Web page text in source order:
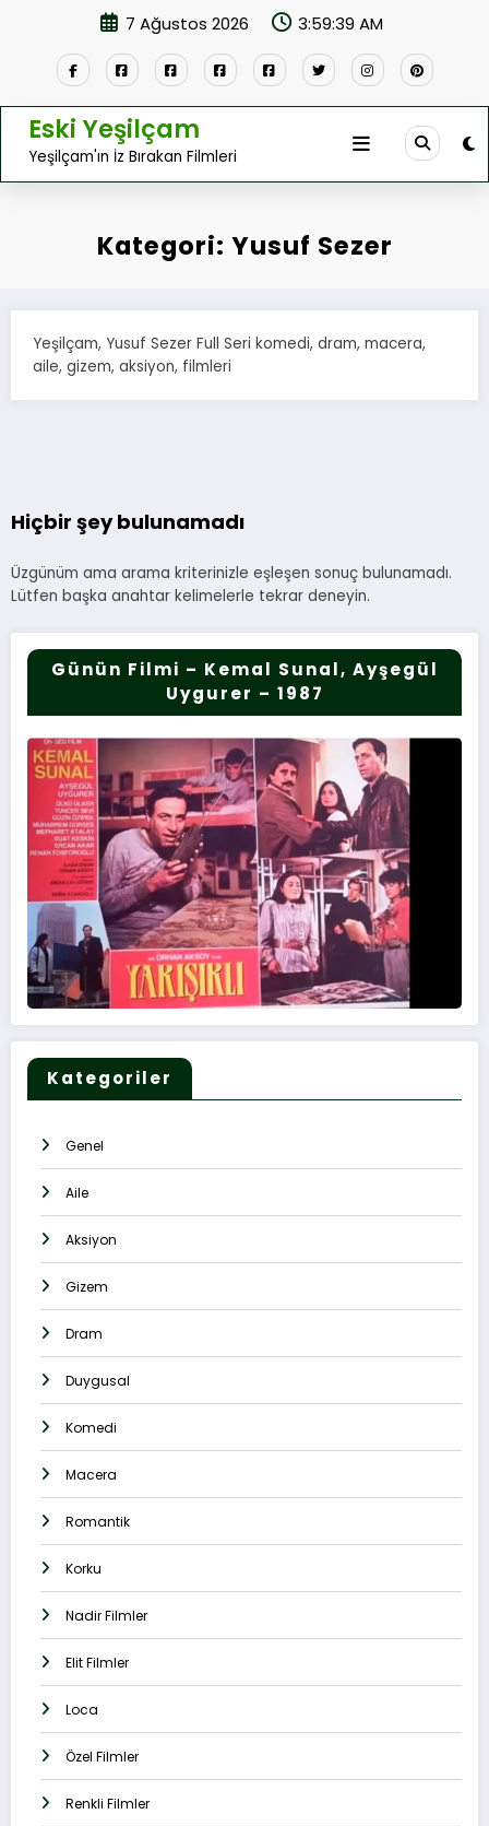
7 Ağustos 2026 3:59:39 AM
Eski Yeşilçam
Yeşilçam'ın İz Bırakan Filmleri
Kategori: Yusuf Sezer
Yeşilçam, Yusuf Sezer Full Seri komedi, dram, macera,
aile, gizem, aksiyon, filmleri
Hiçbir şey bulunamadı
Üzgünüm ama arama kriterinizle eşleşen sonuç bulunamadı.
Lütfen başka anahtar kelimelerle tekrar deneyin.
Günün Filmi – Kemal Sunal, Ayşegül
Uygurer – 1987
Kategoriler
Genel
Aile
Aksiyon
Gizem
Dram
Duygusal
Komedi
Macera
Romantik
Korku
Nadir Filmler
Elit Filmler
Loca
Özel Filmler
Renkli Filmler